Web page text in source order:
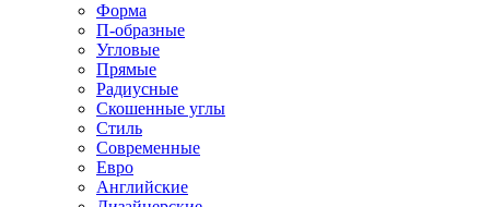
Форма
П-образные
Угловые
Прямые
Радиусные
Скошенные углы
Стиль
Современные
Евро
Английские